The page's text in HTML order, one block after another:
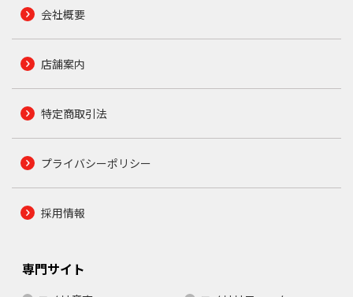
会社概要
店舗案内
特定商取引法
プライバシーポリシー
採用情報
専門サイト